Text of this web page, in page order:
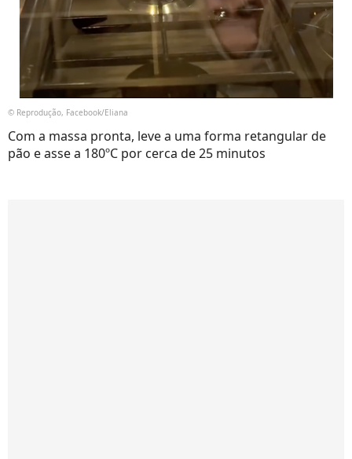
© Reprodução, Facebook/Eliana
Com a massa pronta, leve a uma forma retangular de
pão e asse a 180ºC por cerca de 25 minutos